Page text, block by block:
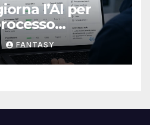
l’AI per
adatto
FANTASY